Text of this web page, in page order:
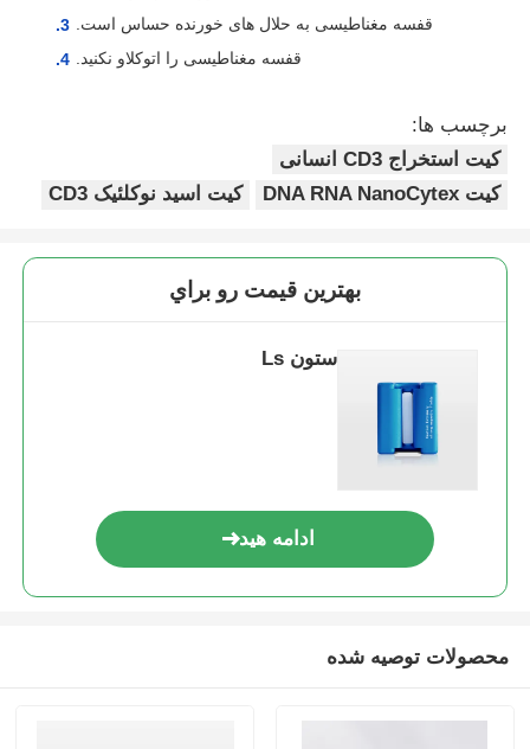
درخواست قیمت
استخراج اسید نوکلئیک مهره‌های مغناطیسی
مهره‌های مغناطیسی مرتب‌سازی سلولی
گره های مغناطیسی فعال سطح
ابزار و مواد مصرفی خودکار
قفسه مغناطیسی به حلال های خورنده حساس است.
قفسه مغناطیسی را اتوکلاو نکنید.
برچسب ها:
کیت استخراج CD3 انسانی
کیت DNA RNA NanoCytex
کیت اسید نوکلئیک CD3
بهترين قيمت رو براي
ستون Ls
ادامه هید
محصولات توصیه شده